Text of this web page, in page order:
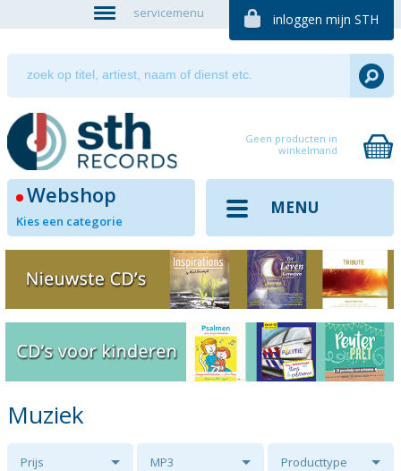
servicemenu inloggen mijn STH
Geen producten in
winkelmand
Webshop
Kies een categorie
MENU
Muziek
Prijs MP3 Producttype